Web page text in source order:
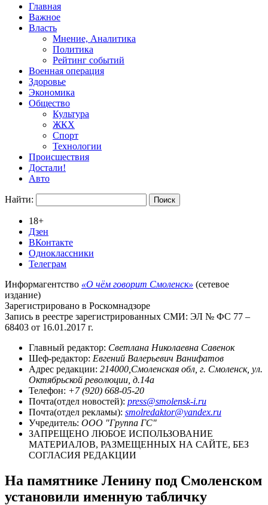
Главная
Важное
Власть
Мнение, Аналитика
Политика
Рейтинг событий
Военная операция
Здоровье
Экономика
Общество
Культура
ЖКХ
Спорт
Технологии
Происшествия
Достали!
Авто
Найти:
18+
Дзен
ВКонтакте
Одноклассники
Телеграм
Информагентство «О чём говорит Смоленск» (сетевое
издание)
Зарегистрировано в Роскомнадзоре
Запись в реестре зарегистрированных СМИ: ЭЛ № ФС 77 –
68403 от 16.01.2017 г.
Главный редактор: Светлана Николаевна Савенок
Шеф-редактор: Евгений Валерьевич Ванифатов
Адрес редакции: 214000,Смоленская обл, г. Смоленск, ул.
Октябрьской революции, д.14а
Телефон: +7 (920) 668-05-20
Почта(отдел новостей): press@smolensk-i.ru
Почта(отдел рекламы): smolredaktor@yandex.ru
Учредитель: ООО "Группа ГС"
ЗАПРЕЩЕНО ЛЮБОЕ ИСПОЛЬЗОВАНИЕ
МАТЕРИАЛОВ, РАЗМЕЩЕННЫХ НА САЙТЕ, БЕЗ
СОГЛАСИЯ РЕДАКЦИИ
На памятнике Ленину под Смоленском
установили именную табличку